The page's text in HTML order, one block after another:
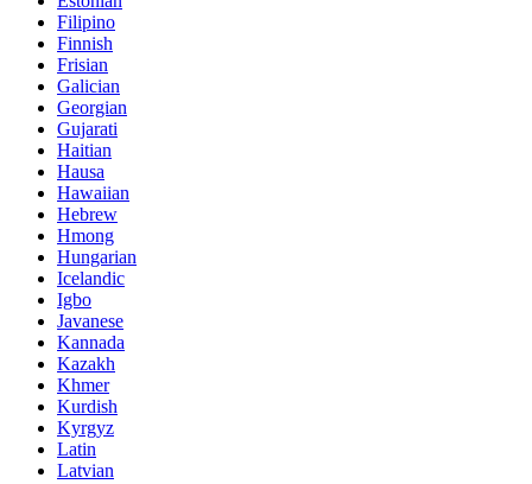
Filipino
Finnish
Frisian
Galician
Georgian
Gujarati
Haitian
Hausa
Hawaiian
Hebrew
Hmong
Hungarian
Icelandic
Igbo
Javanese
Kannada
Kazakh
Khmer
Kurdish
Kyrgyz
Latin
Latvian